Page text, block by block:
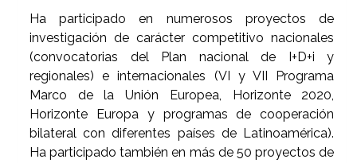
Ha participado en numerosos proyectos de
investigación de carácter competitivo nacionales
(convocatorias del Plan nacional de I+D+i y
regionales) e internacionales (VI y VII Programa
Marco de la Unión Europea, Horizonte 2020,
Horizonte Europa y programas de cooperación
bilateral con diferentes países de Latinoamérica).
Ha participado también en más de 50 proyectos de